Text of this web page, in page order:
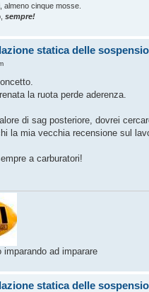
cinque mosse.
sempre!
statica delle
la ruota perde aderenza.
di sag posteriore, dovrei
la mia vecchia recensione sul
a carburatori!
ad imparare
statica delle